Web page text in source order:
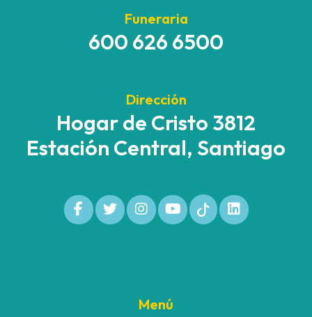
Funeraria
600 626 6500
Dirección
Hogar de Cristo 3812
Estación Central, Santiago
Menú